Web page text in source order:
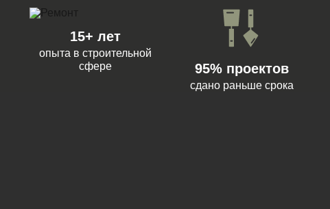
15+ лет
опыта в строительной
сфере
95% проектов
сдано раньше срока